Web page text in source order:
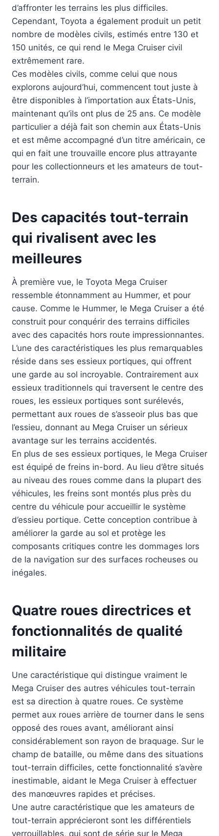
d’affronter les terrains les plus difficiles.
Cependant, Toyota a également produit un petit
nombre de modèles civils, estimés entre 130 et
150 unités, ce qui rend le Mega Cruiser civil
extrêmement rare.
Ces modèles civils, comme celui que nous
explorons aujourd’hui, commencent tout juste à
être disponibles à l’importation aux États-Unis,
maintenant qu’ils ont plus de 25 ans. Ce modèle
particulier a déjà fait son chemin aux États-Unis
et est même accompagné d’un titre américain, ce
qui en fait une trouvaille encore plus attrayante
pour les collectionneurs et les amateurs de tout-
terrain.
Des capacités tout-terrain
qui rivalisent avec les
meilleures
À première vue, le Toyota Mega Cruiser
ressemble étonnamment au Hummer, et pour
cause. Comme le Hummer, le Mega Cruiser a été
construit pour conquérir des terrains difficiles
avec des capacités hors route impressionnantes.
L’une des caractéristiques les plus remarquables
réside dans ses essieux portiques, qui offrent
une garde au sol incroyable. Contrairement aux
essieux traditionnels qui traversent le centre des
roues, les essieux portiques sont surélevés,
permettant aux roues de s’asseoir plus bas que
l’essieu, donnant au Mega Cruiser un sérieux
avantage sur les terrains accidentés.
En plus de ses essieux portiques, le Mega Cruiser
est équipé de freins in-bord. Au lieu d’être situés
au niveau des roues comme dans la plupart des
véhicules, les freins sont montés plus près du
centre du véhicule pour accueillir le système
d’essieu portique. Cette conception contribue à
améliorer la garde au sol et protège les
composants critiques contre les dommages lors
de la navigation sur des surfaces rocheuses ou
inégales.
Quatre roues directrices et
fonctionnalités de qualité
militaire
Une caractéristique qui distingue vraiment le
Mega Cruiser des autres véhicules tout-terrain
est sa direction à quatre roues. Ce système
permet aux roues arrière de tourner dans le sens
opposé des roues avant, améliorant ainsi
considérablement son rayon de braquage. Sur le
champ de bataille, ou même dans des situations
tout-terrain difficiles, cette fonctionnalité s’avère
inestimable, aidant le Mega Cruiser à effectuer
des manœuvres rapides et précises.
Une autre caractéristique que les amateurs de
tout-terrain apprécieront sont les différentiels
verrouillables, qui sont de série sur le Mega